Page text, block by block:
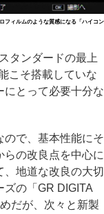
フィルムのような質感になる「ハイコ
タンダードの最上
こそ搭載していな
にとって必要十分な
で、基本性能にそ
の改良点を中心に
、地道な改良の大切
ズの「GR DIGITA
だが、次々と新製